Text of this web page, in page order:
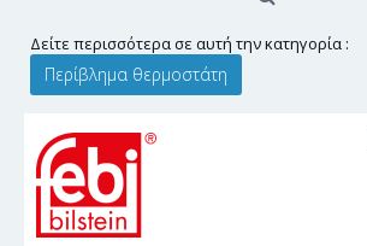
Δείτε περισσότερα σε αυτή την κατηγορία :
Περίβλημα θερμοστάτη